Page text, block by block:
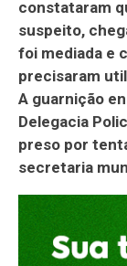
constataram
suspeito,
foi mediada e
precisaram
A guarnição
Delegacia
preso por
secretaria